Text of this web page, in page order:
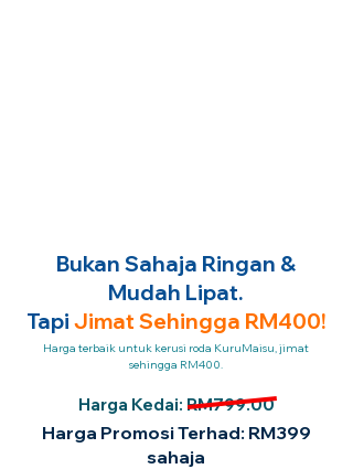
Bukan Sahaja Ringan &
Mudah Lipat.
Tapi Jimat Sehingga RM400!
Harga terbaik untuk kerusi roda KuruMaisu, jimat
sehingga RM400.
Harga Kedai: RM799.00
Harga Promosi Terhad: RM399
sahaja